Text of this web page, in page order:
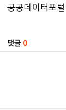
공공데이터포
댓글 0